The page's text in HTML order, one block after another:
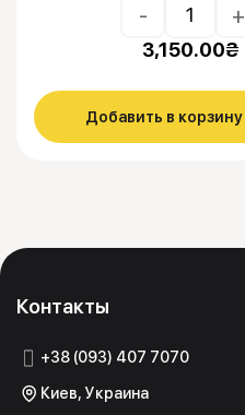
- +
3,150.00₴
Добавить в корзину
Контакты
+38 (093) 407 7070
Киев, Украина